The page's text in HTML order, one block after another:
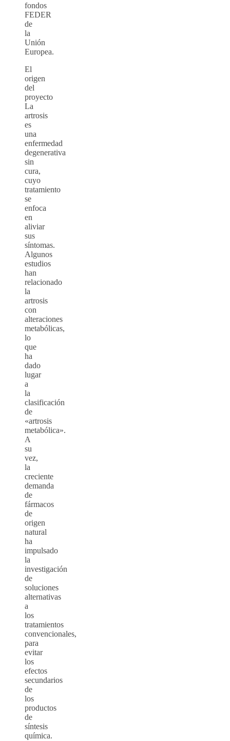
fondos
FEDER
de
la
Unión
Europea.
El
origen
del
proyecto
La
artrosis
es
una
enfermedad
degenerativa
sin
cura,
cuyo
tratamiento
se
enfoca
en
aliviar
sus
síntomas.
Algunos
estudios
han
relacionado
la
artrosis
con
alteraciones
metabólicas,
lo
que
ha
dado
lugar
a
la
clasificación
de
«artrosis
metabólica».
A
su
vez,
la
creciente
demanda
de
fármacos
de
origen
natural
ha
impulsado
la
investigación
de
soluciones
alternativas
a
los
tratamientos
convencionales,
para
evitar
los
efectos
secundarios
de
los
productos
de
síntesis
química.